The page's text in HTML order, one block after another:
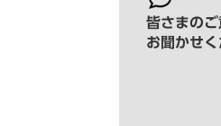
皆さまのご
お聞かせ